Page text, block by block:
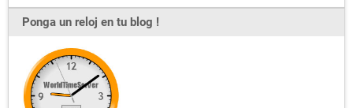
Ponga un reloj en tu blog !